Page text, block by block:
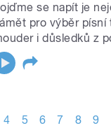
se napít je
pro výběr
i důsledků z
4 5 6 7 8 9